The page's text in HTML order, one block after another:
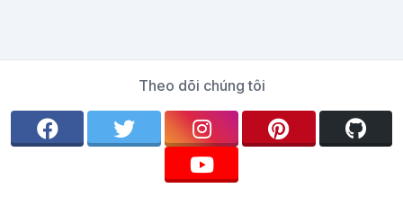
Theo dõi chúng tôi